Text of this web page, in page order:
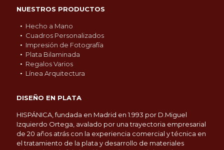
NUESTROS PRODUCTOS
Hecho a Mano
Cuadros Personalizados
Impresión de Fotografía
Plata Bilaminada
Regalos Varios
Línea Arquitectura
DISEÑO EN PLATA
HISPÁNICA, fundada en Madrid en 1.993 por D.Miguel
Izquierdo Ortega, avalado por una trayectoria empresarial
de 20 años atrás con la experiencia comercial y técnica en
el tratamiento de la plata y desarrollo de materiales